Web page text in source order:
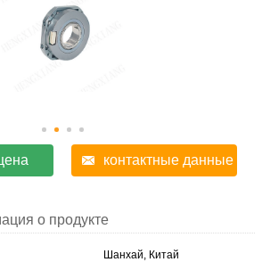
контактные данные
о продукте
Шанхай, Китай